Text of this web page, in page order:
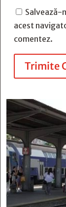
Salvează-
acest
comentez.
Trimite